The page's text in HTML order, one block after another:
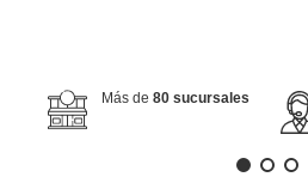
Más de 80 sucursales